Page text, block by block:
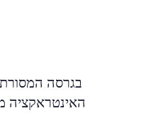
בגרסה
האינטראקציה